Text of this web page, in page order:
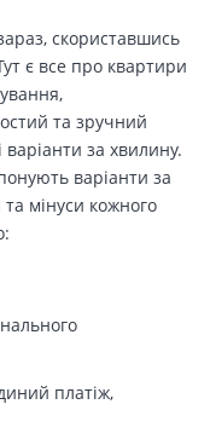
скориставшись
є все про квартири
та зручний
варіанти за хвилину.
варіанти за
мінуси кожного
платіж,